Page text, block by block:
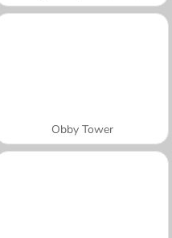
Obby Tower